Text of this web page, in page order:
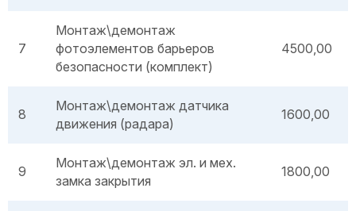
7
Монтаж\демонтаж
фотоэлементов барьеров
безопасности (комплект)
4500,00
8
Монтаж\демонтаж датчика
движения (радара)
1600,00
9
Монтаж\демонтаж эл. и мех.
замка закрытия
1800,00